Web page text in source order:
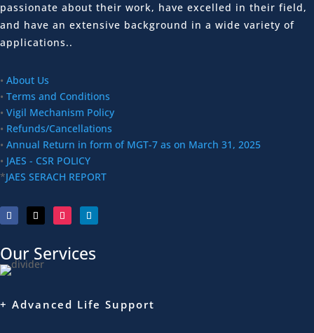
passionate about their work, have excelled in their field,
and have an extensive background in a wide variety of
applications..
• About Us
• Terms and Conditions
• Vigil Mechanism Policy
• Refunds/Cancellations
• Annual Return in form of MGT-7 as on March 31, 2025
• JAES - CSR POLICY
*JAES SERACH REPORT
Our Services
+ Advanced Life Support